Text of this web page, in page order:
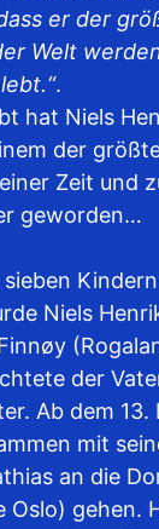
er der
Welt
.
hat Niels
der
Zeit und
geworden…
Niels
der
Ab dem 13.
mit
an die
Oslo) gehen.